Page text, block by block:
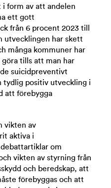
i form av att andelen
ett gott
från 6 procent 2023 till
utvecklingen har skett
många kommuner har
tills att man har
suicidpreventivt
tydlig positiv utveckling i
att förebygga
vikten av
aktiva i
om
vikten av styrning från
och beredskap, att
förebyggas och att